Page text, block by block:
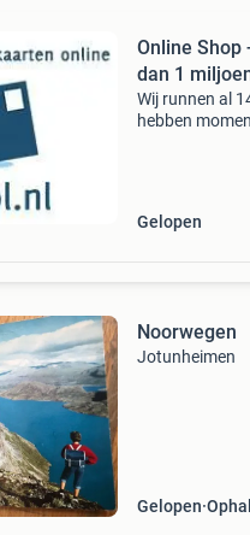
Online Shop
dan 1
Wij runnen al
hebben
Gelopen
Noorwegen
Jotunheimen
Gelopen